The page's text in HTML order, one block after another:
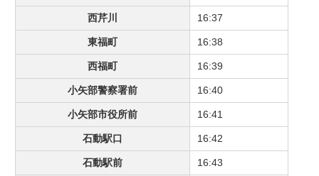
西芹川 16:37
東福町 16:38
西福町 16:39
小矢部警察署前 16:40
小矢部市役所前 16:41
石動駅口 16:42
石動駅前 16:43